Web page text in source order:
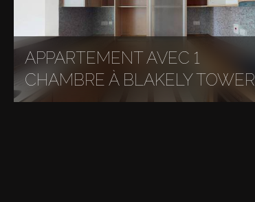
APPARTEMENT AVEC 1
CHAMBRE À BLAKELY TOWER